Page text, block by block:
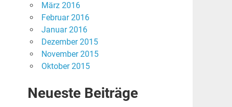
März 2016
Februar 2016
Januar 2016
Dezember 2015
November 2015
Oktober 2015
Neueste Beiträge